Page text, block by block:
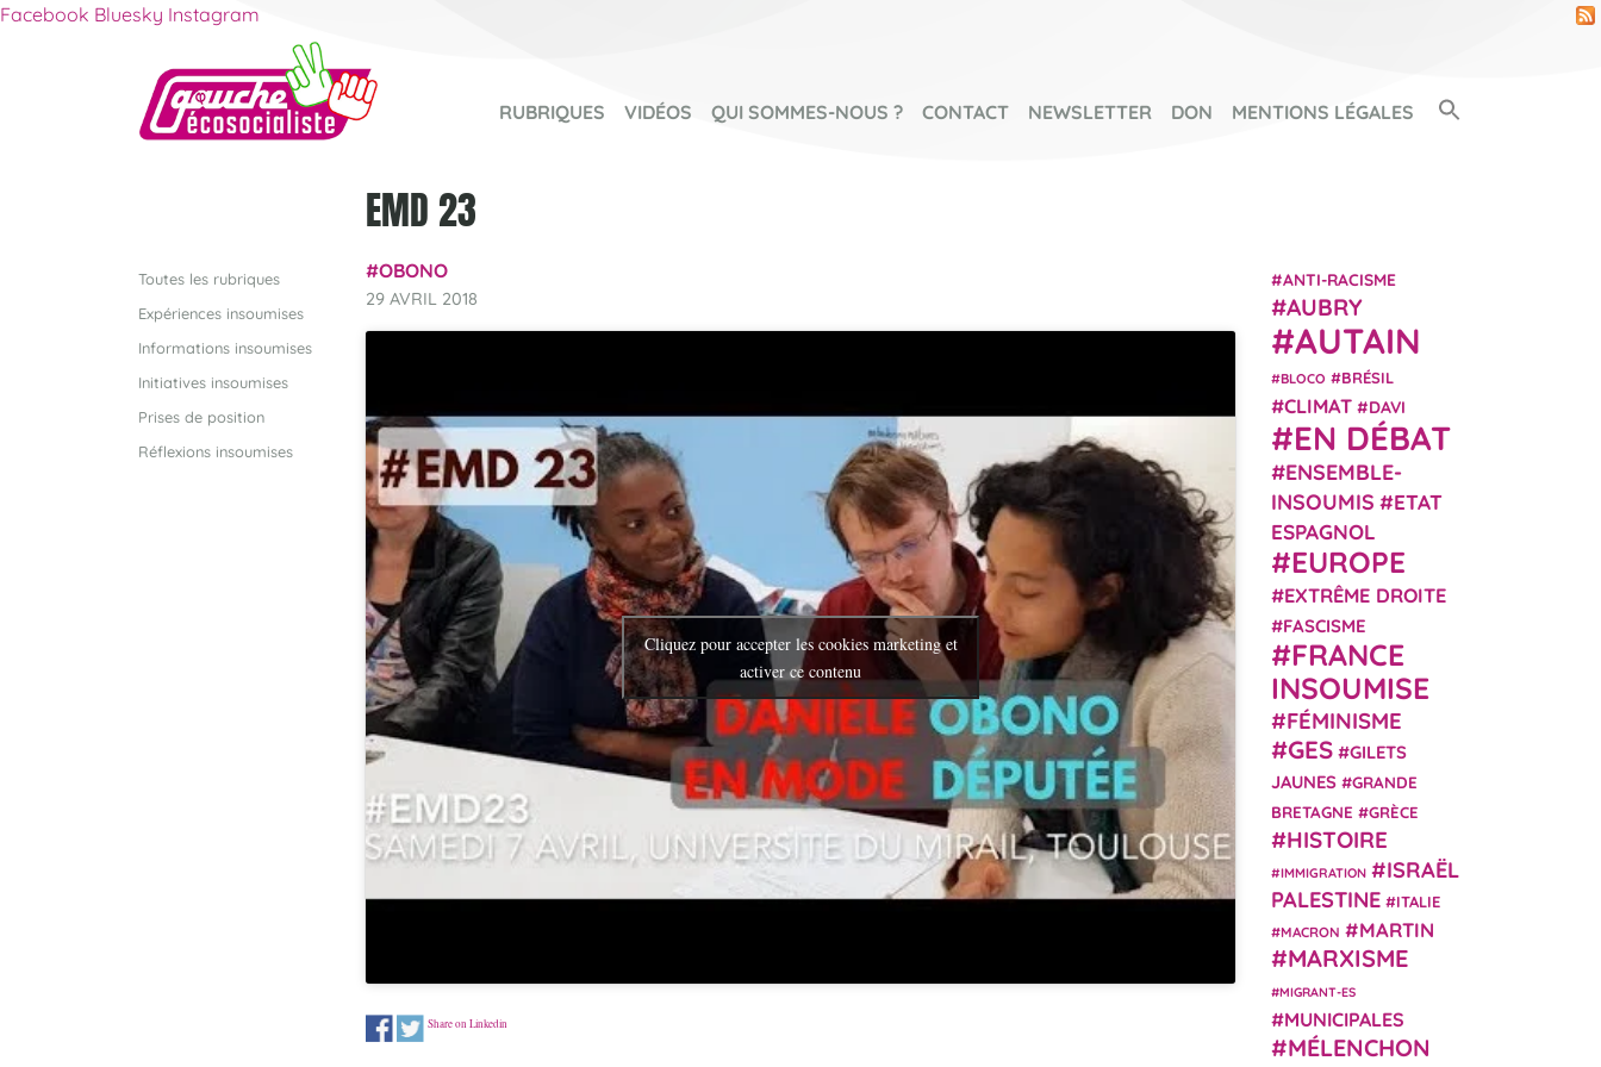
Facebook Bluesky Instagram
RUBRIQUES VIDÉOS QUI SOMMES-NOUS ? CONTACT NEWSLETTER DON MENTIONS LÉGALES
Toutes les rubriques
Expériences insoumises
Informations insoumises
Initiatives insoumises
Prises de position
Réflexions insoumises
EMD 23
OBONO
29 AVRIL 2018
Cliquez pour accepter les cookies marketing et
activer ce contenu
Share on Linkedin
ANTI-RACISME
AUBRY
AUTAIN
BLOCO BRÉSIL
CLIMAT DAVI
EN DÉBAT
ENSEMBLE-
INSOUMIS
ETAT
ESPAGNOL
EUROPE
EXTRÊME DROITE
FASCISME
FRANCE
INSOUMISE
FÉMINISME
GES
GILETS
JAUNES
GRANDE
BRETAGNE
GRÈCE
HISTOIRE
IMMIGRATION
ISRAËL
PALESTINE
ITALIE
MACRON MARTIN
MARXISME
MIGRANT-ES
MUNICIPALES
MÉLENCHON